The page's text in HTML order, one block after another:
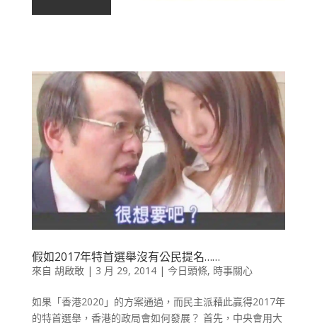
假如2017年特首選舉沒有公民提名……
來自 胡啟敢| 3 月 29, 2014| 今日頭條, 時事關心
如果「香港2020」的方案通過，而民主派藉此贏得2017年
的特首選舉，香港的政局會如何發展？ 首先，中央會用大